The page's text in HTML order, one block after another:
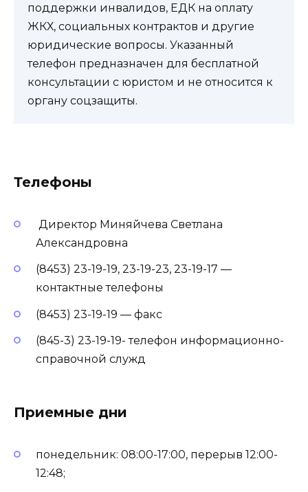
поддержки инвалидов, ЕДК на оплату
ЖКХ, социальных контрактов и другие
юридические вопросы. Указанный
телефон предназначен для бесплатной
консультации с юристом и не относится к
органу соцзащиты.
Телефоны
Директор Миняйчева Светлана
Александровна
(8453) 23-19-19, 23-19-23, 23-19-17 —
контактные телефоны
(8453) 23-19-19 — факс
(845-3) 23-19-19- телефон информационно-
справочной служд
Приемные дни
понедельник: 08:00-17:00, перерыв 12:00-
12:48;